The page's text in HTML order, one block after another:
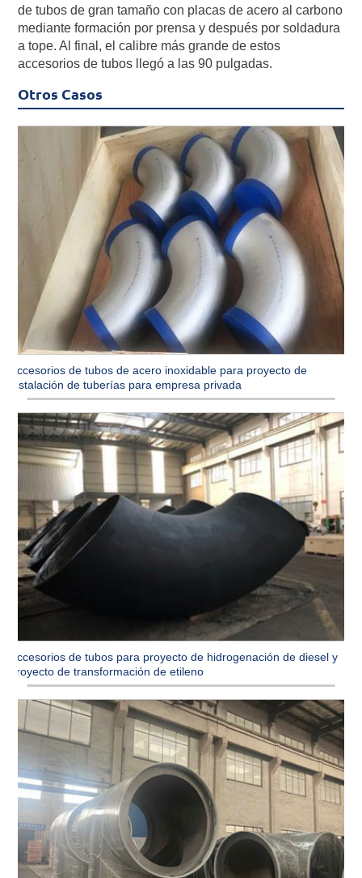
de tubos de gran tamaño con placas de acero al carbono
mediante formación por prensa y después por soldadura
a tope. Al final, el calibre más grande de estos
accesorios de tubos llegó a las 90 pulgadas.
Otros Casos
Accesorios de tubos de acero inoxidable para proyecto de
instalación de tuberías para empresa privada
Accesorios de tubos para proyecto de hidrogenación de diesel y
proyecto de transformación de etileno